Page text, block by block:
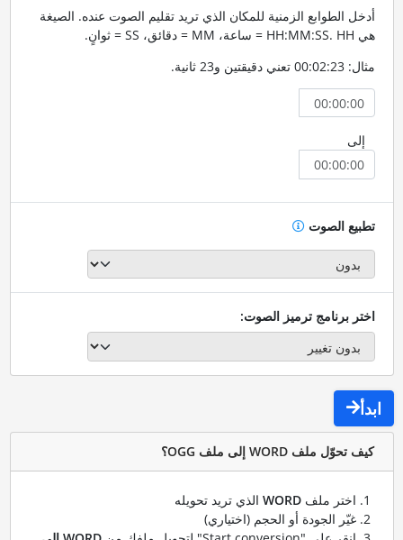
أدخل الطوابع الزمنية للمكان الذي تريد تقليم الصوت عنده. الصيغة
هي HH:MM:SS. HH = ساعة، MM = دقائق، SS = ثوانٍ.
مثال: 00:02:23 تعني دقيقتين و23 ثانية.
إلى
تطبيع الصوت
اختر برنامج ترميز الصوت:
ابدأ
كيف تحوّل ملف WORD إلى ملف OGG؟
اختر ملف WORDالذي تريد تحويله
غيّر الجودة أو الحجم (اختياري)